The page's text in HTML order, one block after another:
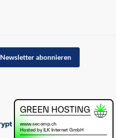
Newsletter abonnieren